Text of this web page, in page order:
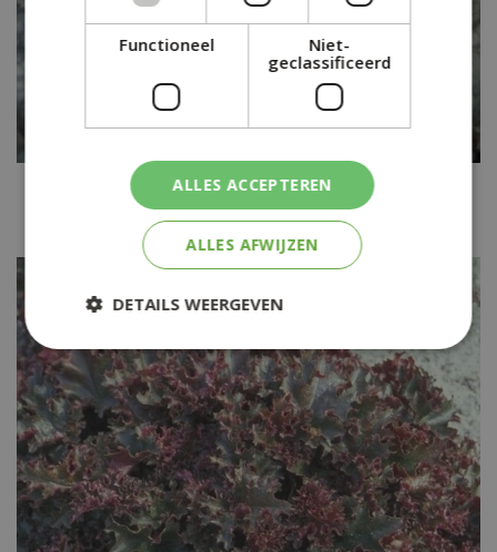
Heuchera
Heuchera 'Regina'
Functioneel
Niet-
geclassificeerd
ALLES ACCEPTEREN
ALLES AFWIJZEN
DETAILS WEERGEVEN